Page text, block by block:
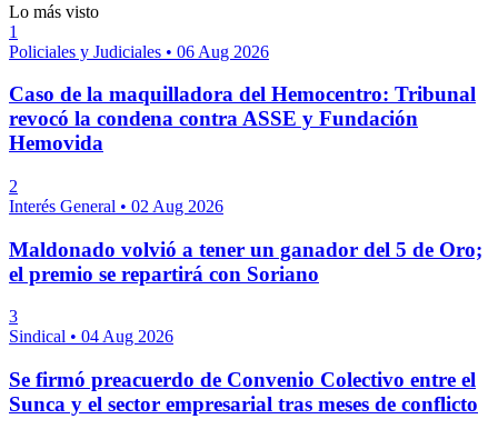
Lo más visto
1
Policiales y Judiciales • 06 Aug 2026
Caso de la maquilladora del Hemocentro: Tribunal
revocó la condena contra ASSE y Fundación
Hemovida
2
Interés General • 02 Aug 2026
Maldonado volvió a tener un ganador del 5 de Oro;
el premio se repartirá con Soriano
3
Sindical • 04 Aug 2026
Se firmó preacuerdo de Convenio Colectivo entre el
Sunca y el sector empresarial tras meses de conflicto